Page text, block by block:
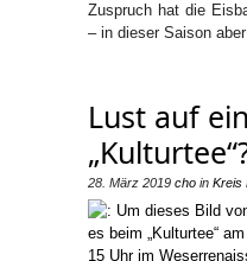
Zuspruch hat die
– in dieser Saison
Lust auf
28. März 2019 cho in Kreis